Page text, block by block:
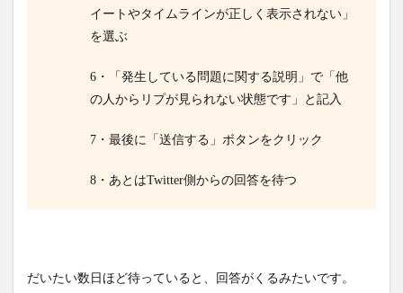
イートやタイムラインが正しく表示されない」
を選ぶ
6・「発生している問題に関する説明」で「他
の人からリプが見られない状態です」と記入
7・最後に「送信する」ボタンをクリック
8・あとはTwitter側からの回答を待つ
だいたい数日ほど待っていると、回答がくるみたいです。